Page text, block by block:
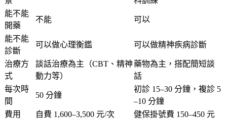
能不能
開藥
不能 可以
能不能
診斷
可以做心理衡鑑 可以做精神疾病診斷
治療方
式
談話治療為主（CBT、精神
動力等）
藥物為主，搭配簡短談
話
每次時
間
50 分鐘
初診 15–30 分鐘，複診 5
–10 分鐘
費用
自費 1,600–3,500 元/次
健保掛號費 150–450 元